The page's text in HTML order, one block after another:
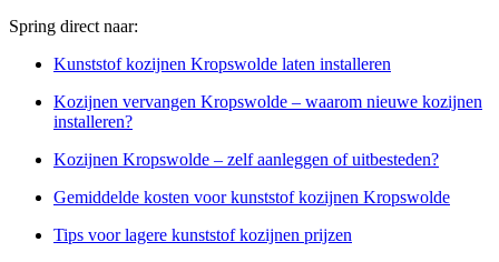
Spring direct naar:
Kunststof kozijnen Kropswolde laten installeren
Kozijnen vervangen Kropswolde – waarom nieuwe kozijnen
installeren?
Kozijnen Kropswolde – zelf aanleggen of uitbesteden?
Gemiddelde kosten voor kunststof kozijnen Kropswolde
Tips voor lagere kunststof kozijnen prijzen